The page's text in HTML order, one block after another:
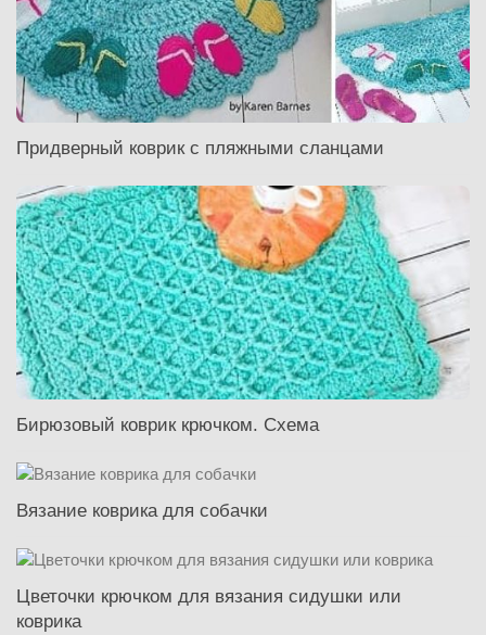
Придверный коврик с пляжными сланцами
Бирюзовый коврик крючком. Схема
Вязание коврика для собачки
Цветочки крючком для вязания сидушки или
коврика